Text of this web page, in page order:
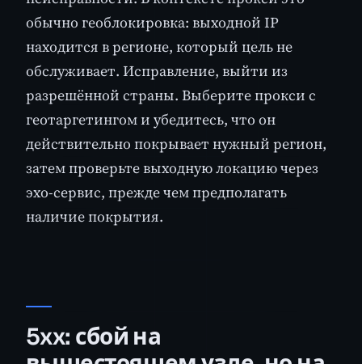
обычно геоблокировка: выходной IP
находится в регионе, который цель не
обслуживает. Исправление, выйти из
разрешённой страны. Выберите прокси с
геотаргетингом и убедитесь, что он
действительно покрывает нужный регион,
затем проверьте выходную локацию через
эхо-сервис, прежде чем предполагать
наличие покрытия.
5xx: сбой на